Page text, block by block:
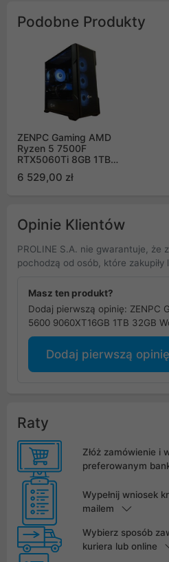
Podobne Produkty
ZENPC Gaming AMD
Ryzen 5 7500F
RTX5060Ti 8GB 1TB
6 529,00 zł
Opinie Klientów
PROLINE S.A. nie gwarantuje, że
pochodzą od osób, które zakupiły
Masz ten produkt?
Dodaj pierwszą opinię: ZENPC
5600 9060XT16GB 1TB 32GB
Dodaj pierwszą
Raty
Złóż zamówienie i
preferowanym
Wypełnij wniosek
mailem
Wybierz sposób
kuriera lub online